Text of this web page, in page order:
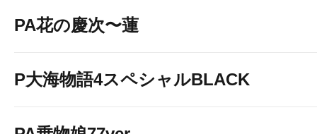
PA花の慶次〜蓮
P大海物語4スペシャルBLACK